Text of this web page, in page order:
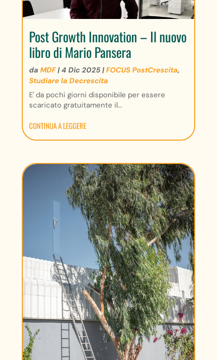
Post Growth Innovation – Il nuovo
libro di Mario Pansera
da MDF|4 Dic 2025|FOCUS PostCrescita,
Studiare la Decrescita
E' da pochi giorni disponibile per essere
scaricato gratuitamente il...
CONTINUA A LEGGERE